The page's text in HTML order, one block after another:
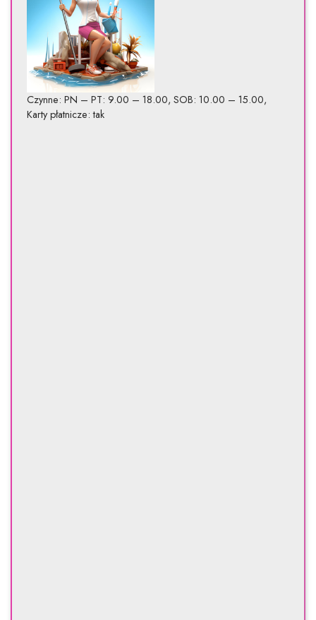
Czynne: PN – PT: 9.00 – 18.00, SOB: 10.00 – 15.00,
Karty płatnicze: tak